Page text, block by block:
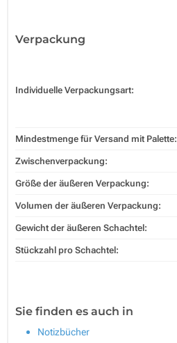
Verpackung
Individuelle Verpackungsart:
Mindestmenge für Versand mit Palette:
Zwischenverpackung:
Größe der äußeren Verpackung:
Volumen der äußeren Verpackung:
Gewicht der äußeren Schachtel:
Stückzahl pro Schachtel:
Sie finden es auch in
Notizbücher